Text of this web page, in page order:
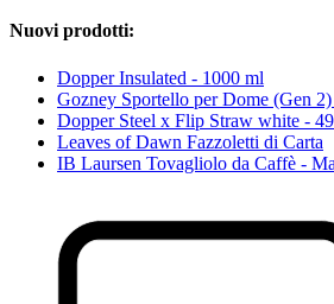
Nuovi prodotti:
Dopper Insulated - 1000 ml
Gozney Sportello per Dome (Gen
Dopper Steel x Flip Straw white -
Leaves of Dawn Fazzoletti di Carta
IB Laursen Tovagliolo da Caffè -